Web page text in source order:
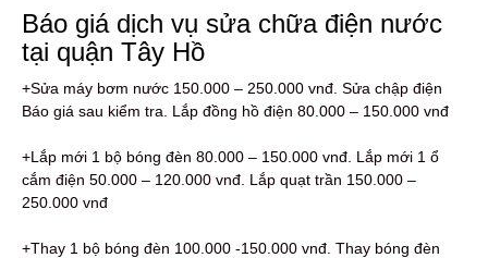
Báo giá dịch vụ sửa chữa điện nước
tại quận Tây Hồ
+Sửa máy bơm nước 150.000 – 250.000 vnđ. Sửa chập điện
Báo giá sau kiểm tra. Lắp đồng hồ điện 80.000 – 150.000 vnđ
+Lắp mới 1 bộ bóng đèn 80.000 – 150.000 vnđ. Lắp mới 1 ổ
cắm điện 50.000 – 120.000 vnđ. Lắp quạt trần 150.000 –
250.000 vnđ
+Thay 1 bộ bóng đèn 100.000 -150.000 vnđ. Thay bóng đèn